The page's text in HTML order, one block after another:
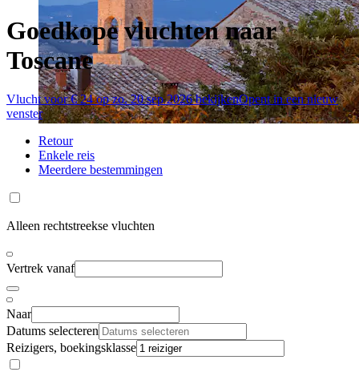
Goedkope vluchten naar
Toscane
Vlucht voor € 24 op zo. 20 sep 2026 bekijkenOpent in een nieuw
venster
Retour
Enkele reis
Meerdere bestemmingen
Alleen rechtstreekse vluchten
Vertrek vanaf
Naar
Datums selecteren
Reizigers, boekingsklasse